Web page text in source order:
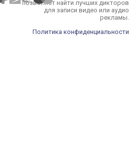
позволяет найти лучших дикторов
для записи видео или аудио
рекламы.
Политика конфиденциальности